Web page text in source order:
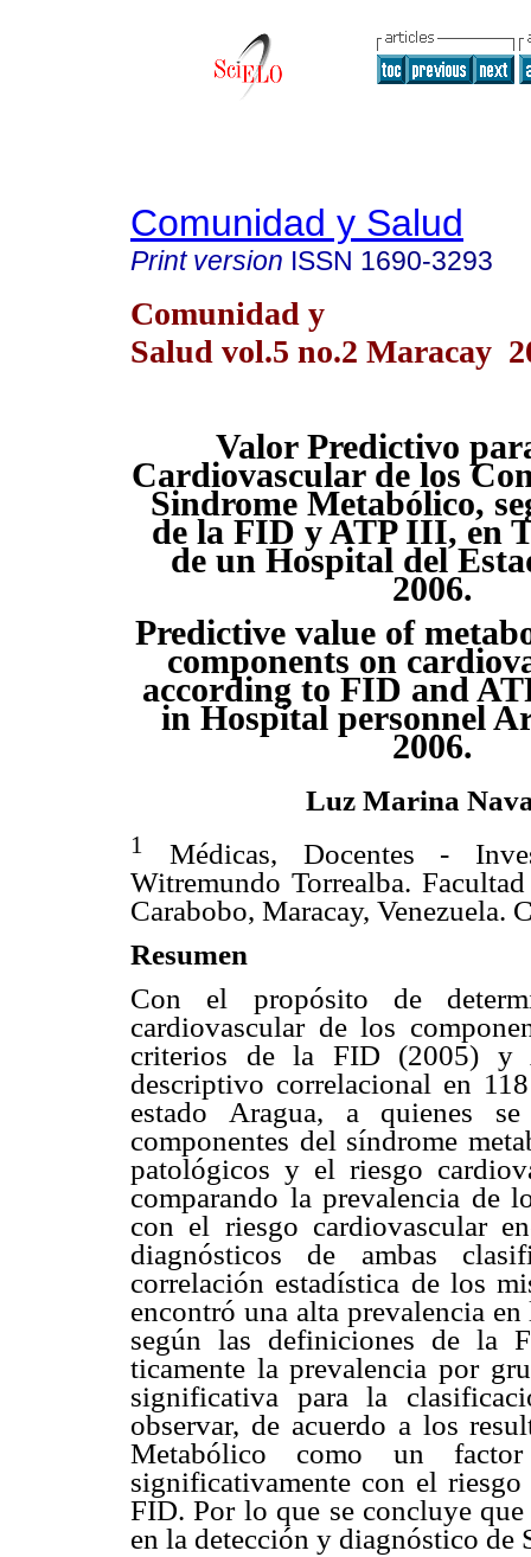
Comunidad y Salud
Print version ISSN 1690-3293
Comunidad y
Salud vol.5 no.2 Maracay
Valor Predictivo
Cardiovascular de los
Sindrome Metabólico,
de la FID y ATP III, en
de un Hospital del
2006.
Predictive value of
components on
according to FID and
in Hospital personnel
2006.
Luz Marina
1
Médicas, Docentes -
Witremundo Torrealba.
Carabobo, Maracay,
Resumen
Con el propósito de
cardiovascular de los
criterios de la FID (2005) y
descriptivo correlacional en
estado Aragua, a quienes
componentes del síndrome
patológicos y el riesgo
comparando la prevalencia de
con el riesgo cardiovascular
diagnósticos de ambas
correlación estadística de los
encontró una alta prevalencia
según las definiciones de la
ticamente la prevalencia por
significativa para la
observar, de acuerdo a los
Metabólico como un
significativamente con el
FID. Por lo que se concluye
en la detección y diagnóstico de